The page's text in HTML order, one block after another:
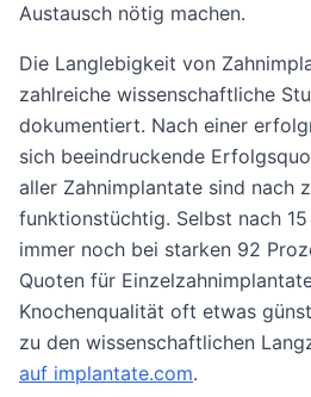
Austausch nötig machen.
Die Langlebigkeit von
zahlreiche wissenschaftliche
dokumentiert. Nach einer
sich beeindruckende
aller Zahnimplantate sind nach
funktionstüchtig. Selbst nach
immer noch bei starken 92
Quoten für
Knochenqualität oft etwas
zu den wissenschaftlichen
auf implantate.com.